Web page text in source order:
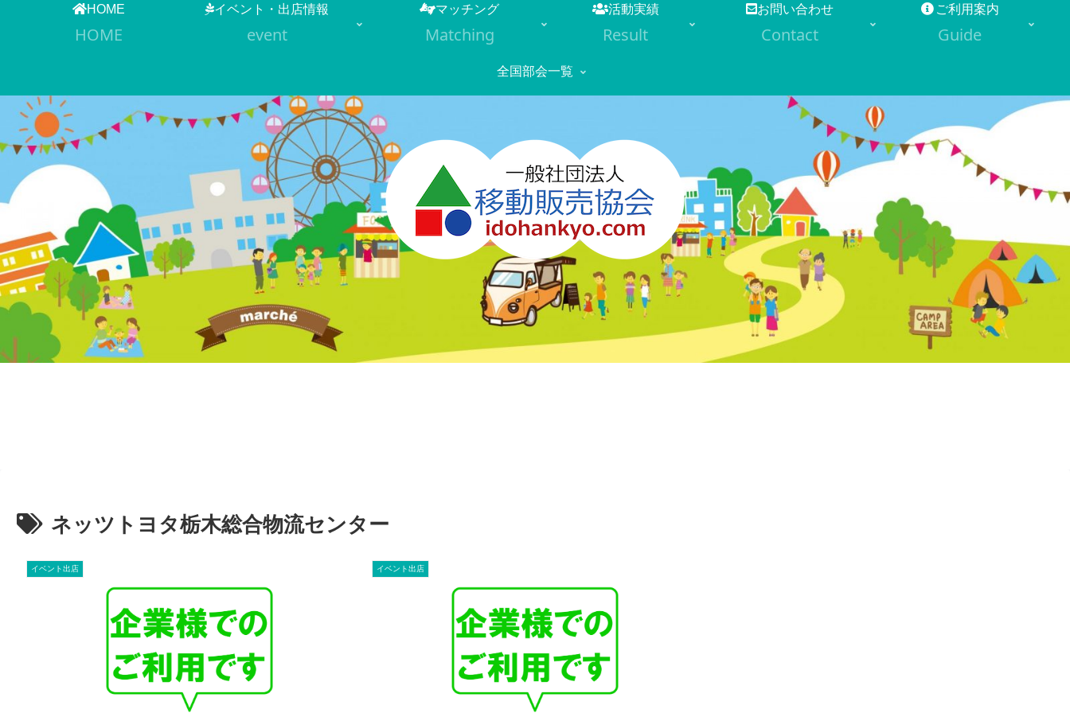
HOME
HOME
イベント・出店情報
event
マッチング
Matching
活動実績
Result
お問い合わせ
Contact
ご利用案内
Guide
全国部会一覧
ネッツトヨタ栃木総合物流センター
イベント出店 イベント出店